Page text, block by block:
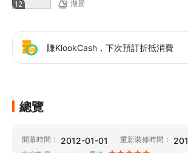
12
湖景
賺KlookCash，下次預訂折抵消費
總覽
開幕時間： 2012-01-01 重新裝修時間：